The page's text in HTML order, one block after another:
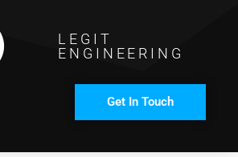
LEGIT
ENGINEERING
Get In Touch